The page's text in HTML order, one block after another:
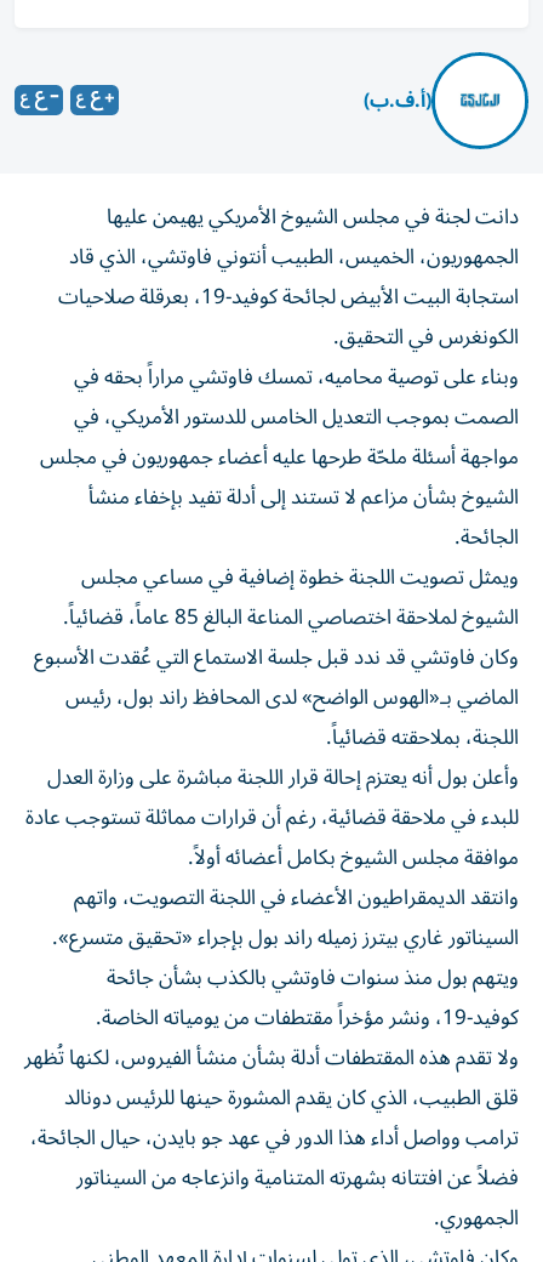
(أ.ف.ب)
دانت لجنة في مجلس الشيوخ الأمريكي يهيمن عليها
الجمهوريون، الخميس، الطبيب أنتوني فاوتشي، الذي قاد
استجابة البيت الأبيض لجائحة كوفيد-19، بعرقلة صلاحيات
الكونغرس في التحقيق.
وبناء على توصية محاميه، تمسك فاوتشي مراراً بحقه في
الصمت بموجب التعديل الخامس للدستور الأمريكي، في
مواجهة أسئلة ملحّة طرحها عليه أعضاء جمهوريون في مجلس
الشيوخ بشأن مزاعم لا تستند إلى أدلة تفيد بإخفاء منشأ
الجائحة.
ويمثل تصويت اللجنة خطوة إضافية في مساعي مجلس
الشيوخ لملاحقة اختصاصي المناعة البالغ 85 عاماً، قضائياً.
وكان فاوتشي قد ندد قبل جلسة الاستماع التي عُقدت الأسبوع
الماضي بـ«الهوس الواضح» لدى المحافظ راند بول، رئيس
اللجنة، بملاحقته قضائياً.
وأعلن بول أنه يعتزم إحالة قرار اللجنة مباشرة على وزارة العدل
للبدء في ملاحقة قضائية، رغم أن قرارات مماثلة تستوجب عادة
موافقة مجلس الشيوخ بكامل أعضائه أولاً.
وانتقد الديمقراطيون الأعضاء في اللجنة التصويت، واتهم
السيناتور غاري بيترز زميله راند بول بإجراء «تحقيق متسرع».
ويتهم بول منذ سنوات فاوتشي بالكذب بشأن جائحة
كوفيد-19، ونشر مؤخراً مقتطفات من يومياته الخاصة.
ولا تقدم هذه المقتطفات أدلة بشأن منشأ الفيروس، لكنها تُظهر
قلق الطبيب، الذي كان يقدم المشورة حينها للرئيس دونالد
ترامب وواصل أداء هذا الدور في عهد جو بايدن، حيال الجائحة،
فضلاً عن افتتانه بشهرته المتنامية وانزعاجه من السيناتور
الجمهوري.